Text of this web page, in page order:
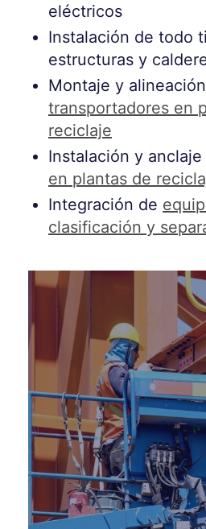
eléctricos
Instalación de todo
estructuras y
Montaje y
transportadores en
reciclaje
Instalación y anclaje
en plantas de
Integración de
clasificación y